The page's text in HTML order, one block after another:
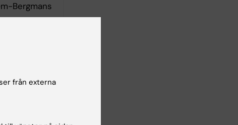
Bergmans
kallad
i
från externa